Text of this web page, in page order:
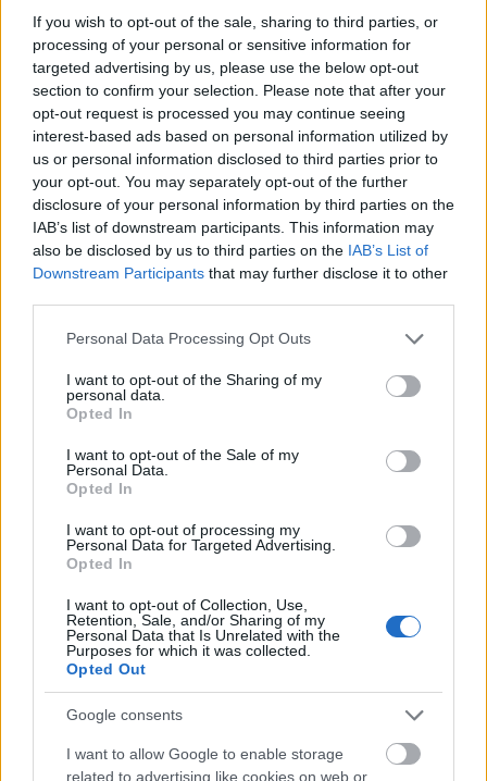
If you wish to opt-out of the sale, sharing to third parties, or
processing of your personal or sensitive information for
targeted advertising by us, please use the below opt-out
section to confirm your selection. Please note that after your
opt-out request is processed you may continue seeing
interest-based ads based on personal information utilized by
us or personal information disclosed to third parties prior to
your opt-out. You may separately opt-out of the further
disclosure of your personal information by third parties on the
IAB’s list of downstream participants. This information may
also be disclosed by us to third parties on the IAB’s List of
Downstream Participants that may further disclose it to other
Please note that this website/app uses one or more Google
not limited to your visit or usage behaviour. You may click to
grant or deny consent to Google and its third-party tags to
use your data for below specified purposes in below Google
consent section.
Personal Data Processing Opt Outs
I want to opt-out of the Sharing of my
personal data.
Opted In
I want to opt-out of the Sale of my
Personal Data.
Opted In
I want to opt-out of processing my
Personal Data for Targeted Advertising.
Opted In
I want to opt-out of Collection, Use,
Retention, Sale, and/or Sharing of my
Personal Data that Is Unrelated with the
Purposes for which it was collected.
Opted Out
Google consents
I want to allow Google to enable storage
related to advertising like cookies on web or
A rovat támogatója:
Washington aggódik a kínai ipari
kapacitásának növekedése miatt mondván,
torzítja a globális árakat és termelési
mintákat. Ezzel szemben a globális dél, azaz
Latin-Amerika, Afrika, Ázsia és Óceánia
országai örömmel fogadják az olcsó árut. A
Network) Global South Voices műsorában
nyugati és ázsiai szakértők beszélgettek
Kína és az USA gazdasági versengéséről,
szóba került a kínai „túlkapacitás” kérdése